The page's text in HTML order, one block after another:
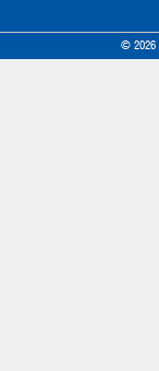
© 2026